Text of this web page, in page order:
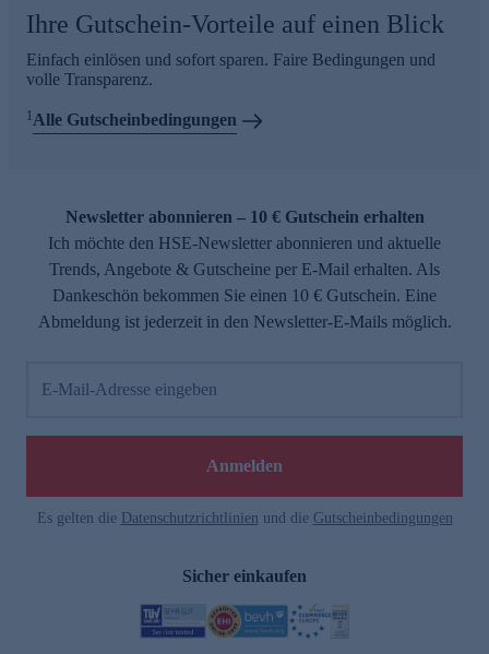
Ihre Gutschein-Vorteile auf einen Blick
Einfach einlösen und sofort sparen. Faire Bedingungen und
volle Transparenz.
1Alle Gutscheinbedingungen
Newsletter abonnieren – 10 € Gutschein erhalten
Ich möchte den HSE-Newsletter abonnieren und aktuelle
Trends, Angebote & Gutscheine per E-Mail erhalten. Als
Dankeschön bekommen Sie einen 10 € Gutschein. Eine
Abmeldung ist jederzeit in den Newsletter-E-Mails möglich.
E-Mail-Adresse eingeben
Anmelden
Es gelten die Datenschutzrichtlinien und die Gutscheinbedingungen
Sicher einkaufen